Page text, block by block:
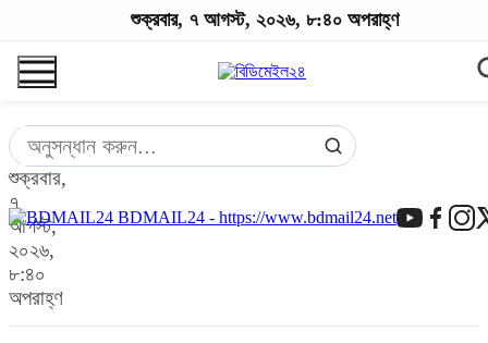
শুক্রবার,
৭
আগস্ট,
২০২৬,
৮:৪০
অপরাহ্ণ
BDMAIL24 - https://www.bdmail24.net
শুক্রবার, ৭ আগস্ট, ২০২৬, ৮:৪০ অপরাহ্ণ